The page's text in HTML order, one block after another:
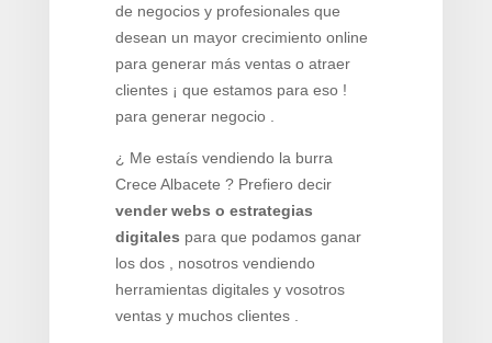
de negocios y profesionales que
desean un mayor crecimiento online
para generar más ventas o atraer
clientes ¡ que estamos para eso !
para generar negocio .
¿ Me estaís vendiendo la burra
Crece Albacete ? Prefiero decir
vender webs o estrategias
digitales para que podamos ganar
los dos , nosotros vendiendo
herramientas digitales y vosotros
ventas y muchos clientes .